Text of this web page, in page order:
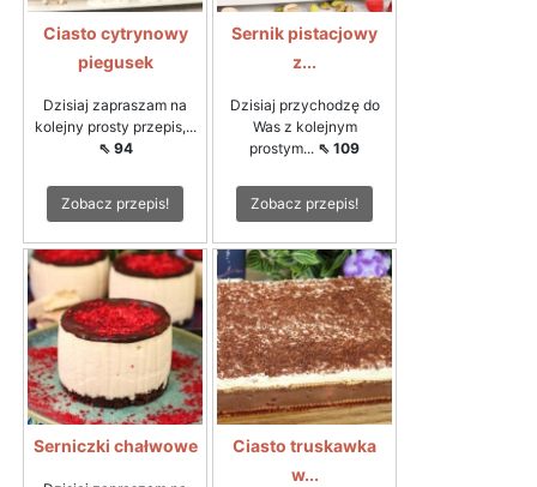
Ciasto cytrynowy
piegusek
Dzisiaj zapraszam na
kolejny prosty przepis,...
⇖ 94
Zobacz przepis!
Sernik pistacjowy
z...
Dzisiaj przychodzę do
Was z kolejnym
prostym... ⇖ 109
Zobacz przepis!
Serniczki chałwowe
Ciasto truskawka
w...